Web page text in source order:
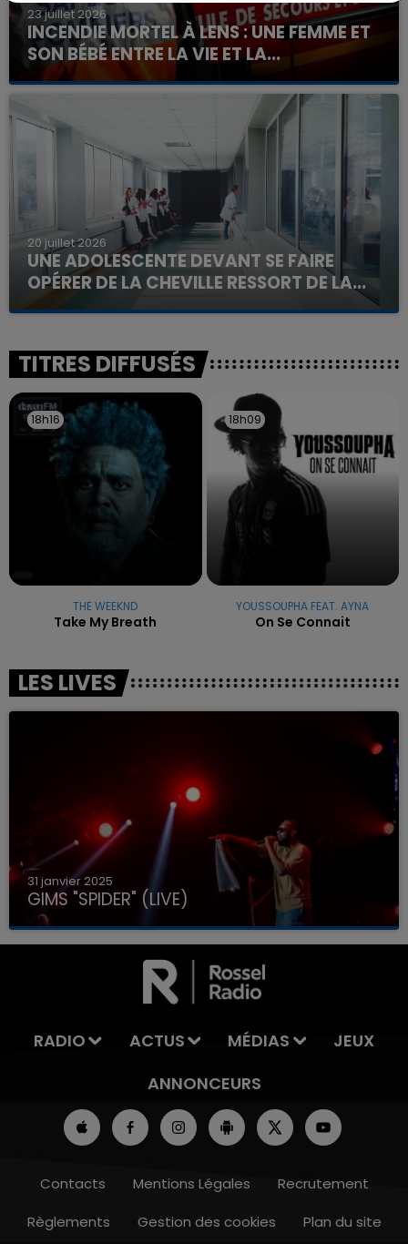
23 juillet 2026
INCENDIE MORTEL À LENS : UNE FEMME ET
SON BÉBÉ ENTRE LA VIE ET LA...
Un homme s'est immolé par le feu après avoir
aspergé sa compagne et leur bébé de trois mois
d'un liquide inflammable.
20 juillet 2026
UNE ADOLESCENTE DEVANT SE FAIRE
OPÉRER DE LA CHEVILLE RESSORT DE LA...
La famille a porté plainte contre la clinique qui a
excuses.
TITRES DIFFUSÉS
18h16
18h16
THE WEEKND
Take My Breath
18h09
18h09
YOUSSOUPHA FEAT. AYNA
On Se Connait
LES LIVES
31 janvier 2025
GIMS "SPIDER" (LIVE)
RADIO ACTUS MÉDIAS
JEUX
ANNONCEURS
Contacts Mentions Légales
Recrutement
Règlements
Gestion des cookies Plan du site